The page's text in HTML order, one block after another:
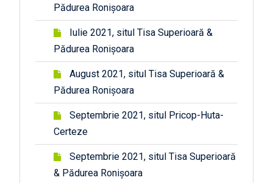
Pădurea Ronișoara
Iulie 2021, situl Tisa Superioară &
Pădurea Ronișoara
August 2021, situl Tisa Superioară &
Pădurea Ronișoara
Septembrie 2021, situl Pricop-Huta-
Certeze
Septembrie 2021, situl Tisa Superioară
& Pădurea Ronișoara